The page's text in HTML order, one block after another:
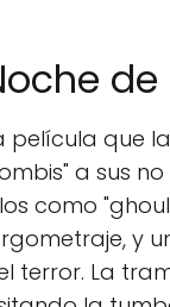
película que
a sus
como
y
terror. La